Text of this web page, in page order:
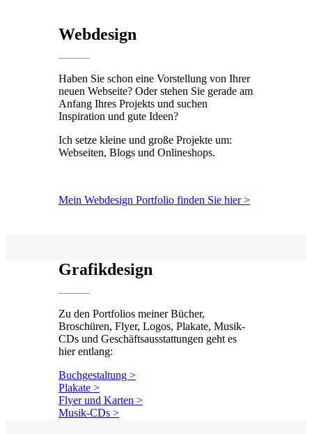
Webdesign
Haben Sie schon eine Vorstellung von Ihrer
neuen Webseite? Oder stehen Sie gerade am
Anfang Ihres Projekts und su‍chen
Inspiration und gute Ideen?
Ich setze kleine und große Projekte um:
Webseiten, Blogs und Onlineshops.
Mein Webdesign Portfolio finden Sie hier >
Grafikdesign
Zu den Portfolios meiner Bücher,
Broschüren, Flyer, Lo‍gos, Plakate, Musik-
CDs und Geschäftsausstattungen geht es
hier entlang:
Buchgestaltung >
Plakate >
Flyer und Karten >
Musik-CDs >